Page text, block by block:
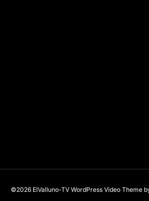
©2026 ElValluno-TV WordPress Video Theme